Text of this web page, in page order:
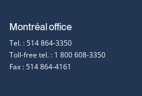
Montréal office
Tel. : 514 864-3350
Toll-free tel. : 1 800 608-3350
Fax : 514 864-4161